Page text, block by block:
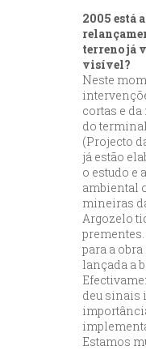
2005 está
terreno já
visível?
Neste
cortas e
do
(Projecto
já estão
o estudo e
ambiental
mineiras
Argozelo
para a
lançada a
deu sinais
Estamos